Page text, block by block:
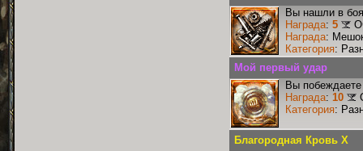
Вы нашли в
Награда: 5
Награда:
Категория:
Мой первый удар
Вы
Награда: 10
Категория:
Благородная Кровь X